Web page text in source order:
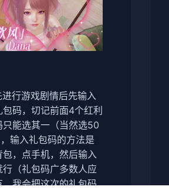
行游戏剧情后先输入
包码，切记前面4个红利
只能选其一（当然选50
输入礼包码的方法是
包，点手机，然后输入
行（礼包码广多数人应
，我会把这次的礼包码